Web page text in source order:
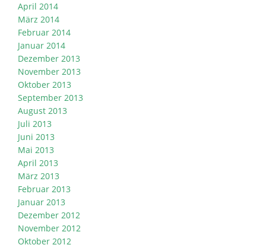
April 2014
März 2014
Februar 2014
Januar 2014
Dezember 2013
November 2013
Oktober 2013
September 2013
August 2013
Juli 2013
Juni 2013
Mai 2013
April 2013
März 2013
Februar 2013
Januar 2013
Dezember 2012
November 2012
Oktober 2012